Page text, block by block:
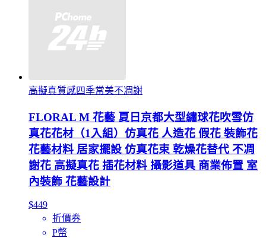
高擬真質感四季常美不凋謝
FLORAL M 花藝 夏日京都大型繡球花吹雪仿
真花花材（1入組）仿真花 人造花 假花 裝飾花
花藝材料 居家擺設 仿真花束 乾燥花替代 不凋
謝花 高擬真花 插花材料 攝影道具 商業佈置 室
內裝飾 花藝設計
$449
折價券
P幣